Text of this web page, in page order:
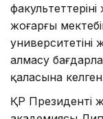
жоғарғы
алмасу
қаласына
ҚР Президенті